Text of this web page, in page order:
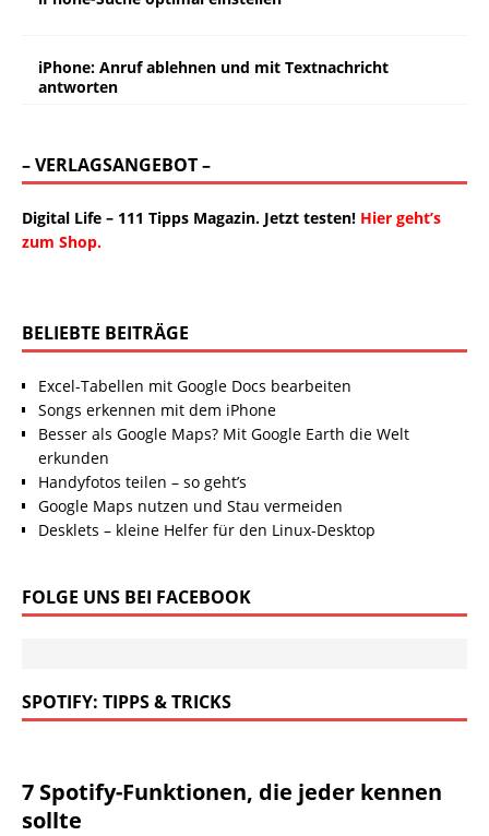
iPhone: Anruf ablehnen und mit Textnachricht
antworten
– VERLAGSANGEBOT –
Digital Life – 111 Tipps Magazin. Jetzt testen! Hier geht’s
zum Shop.
BELIEBTE BEITRÄGE
Excel-Tabellen mit Google Docs bearbeiten
Songs erkennen mit dem iPhone
Besser als Google Maps? Mit Google Earth die Welt
erkunden
Handyfotos teilen – so geht’s
Google Maps nutzen und Stau vermeiden
Desklets – kleine Helfer für den Linux-Desktop
FOLGE UNS BEI FACEBOOK
SPOTIFY: TIPPS & TRICKS
7 Spotify-Funktionen, die jeder kennen
sollte